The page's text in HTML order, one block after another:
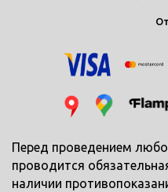
Перед проведением
проводится
наличии